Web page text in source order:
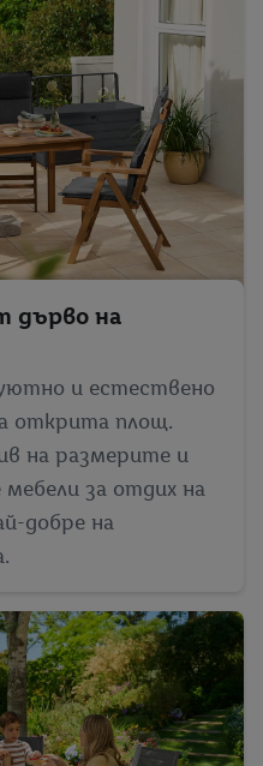
дърво на
и естествено
открита площ.
на размерите и
за отдих на
добре на